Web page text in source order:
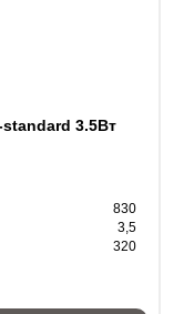
3.5Вт
830
3,5
320